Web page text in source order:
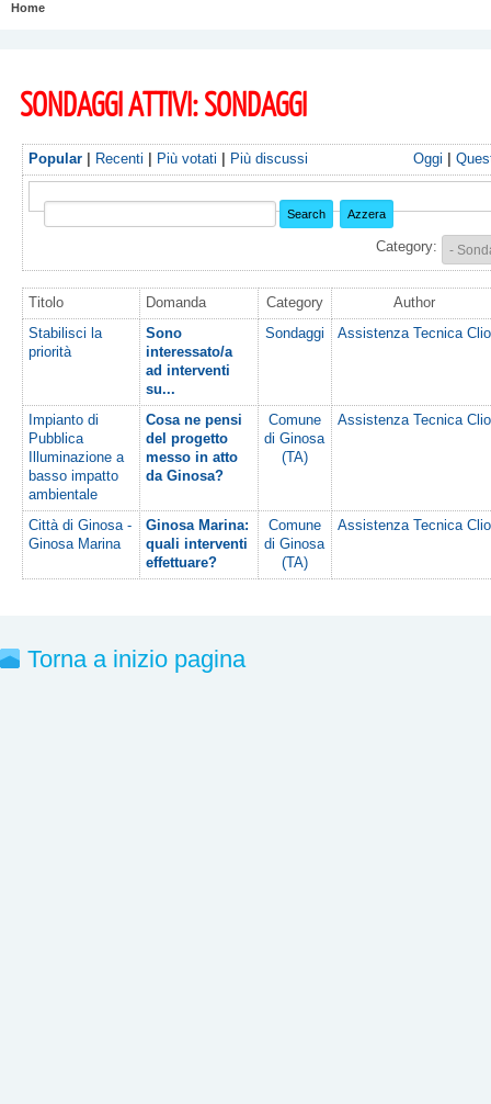
Home
SONDAGGI ATTIVI: SONDAGGI
Popular Recenti Più votati Più discussi Oggi
Category:
Titolo Domanda Category
Author
Stabilisci la
priorità
Sono
interessato/a
ad interventi
su...
Sondaggi Assistenza Tecnica Clio
Impianto di
Pubblica
Illuminazione a
basso impatto
ambientale
Cosa ne pensi
del progetto
messo in atto
da Ginosa?
Comune
di Ginosa
(TA)
Assistenza Tecnica Clio
Città di Ginosa -
Ginosa Marina
Ginosa Marina:
quali interventi
effettuare?
Comune
di Ginosa
(TA)
Assistenza Tecnica Clio
Torna a inizio pagina